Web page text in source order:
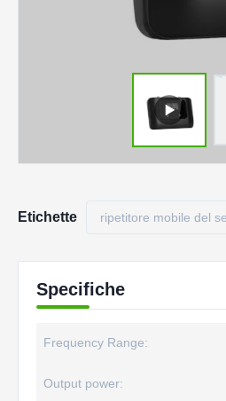
Etichette ripetitore mobile del
Specifiche
Frequency Range:
Output power: